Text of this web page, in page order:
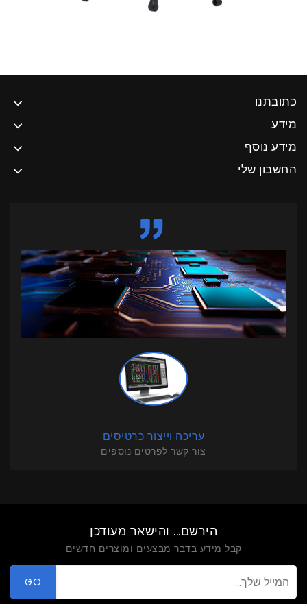
כתובתנו
מידע
מידע נוסף
החשבון שלי
עריכה וייצור כרטיסים
צור קשר לפרטים נוספים
הירשם... והישאר מעודכן
קבל מידע בדבר מבצעים ומוצרים חדשים
GO